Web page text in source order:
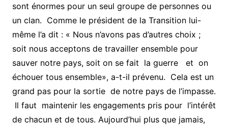
sont énormes pour un seul groupe de personnes ou
un clan. Comme le président de la Transition lui-
même l’a dit : « Nous n’avons pas d’autres choix ;
soit nous acceptons de travailler ensemble pour
sauver notre pays, soit on se fait la guerre et on
échouer tous ensemble», a-t-il prévenu. Cela est un
grand pas pour la sortie de notre pays de l’impasse.
Il faut maintenir les engagements pris pour l’intérêt
de chacun et de tous. Aujourd’hui plus que jamais,